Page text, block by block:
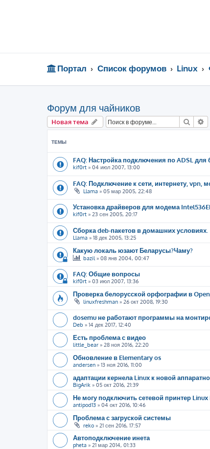
Портал Список форумов Linux
Форум для чайников
Новая тема Поиск
ТЕМЫ
FAQ: Настройка подключения по ADSL для
kif0rt » 04 июл 2007, 13:00
FAQ: Подключение к сети, интернету, vpn,
Llama » 05 мар 2005, 22:48
Установка драйверов для модема
kif0rt » 23 сен 2005, 20:17
Сборка deb-пакетов в домашних условиях.
Llama » 18 дек 2005, 13:25
Какую локаль юзают Беларусы?Чаму?
bazil» 08 янв 2004, 00:47
FAQ: Общие вопросы
kif0rt » 03 июл 2007, 13:36
Проверка белорусской орфографии в
linuxfreshman » 26 окт 2008, 19:30
dosemu не работают программы на
Deb » 14 дек 2017, 12:40
Есть проблема с видео
little_bear » 28 ноя 2016, 22:20
Обновление в Elementary os
andersen » 13 ноя 2016, 11:00
адаптации кернела Linux к новой
BigArik » 05 окт 2016, 21:39
Не могу подключить сетевой принтер
antipod13 » 04 окт 2016, 10:46
Проблема с загруской системы
reko » 21 сен 2016, 17:57
Автоподключение инета
pheta » 21 мар 2014, 01:33